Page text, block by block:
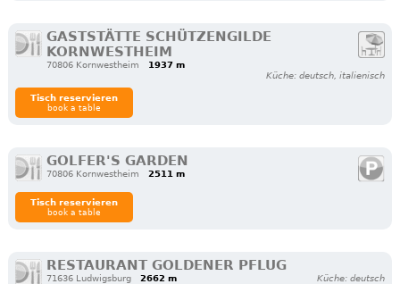
GASTSTÄTTE SCHÜTZENGILDE
KORNWESTHEIM
70806 Kornwestheim
1937 m
Küche: deutsch, italienisch
Tisch reservieren
book a table
GOLFER'S GARDEN
70806 Kornwestheim 2511 m
Tisch reservieren
book a table
RESTAURANT GOLDENER PFLUG
71636 Ludwigsburg 2662 m Küche: deutsch